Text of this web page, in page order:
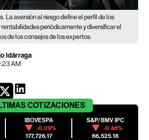
La aversión al riesgo define el perfil de los
rentabilidades periódicamente y diversificar el
de los consejos de los expertos.
Idárraga
AM
COTIZACIONES
IBOVESPA
-0.09%
177,726.17
S&P/BMV IPC
-0.46%
66,525.18